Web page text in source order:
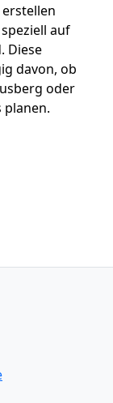
auf
Diese
davon, ob
oder